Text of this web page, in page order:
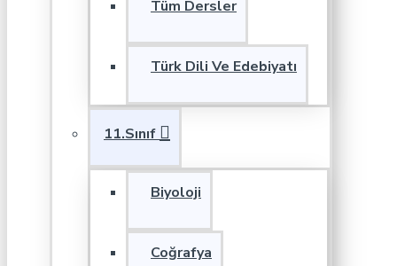
Tüm Dersler
Türk Dili Ve Edebiyatı
11.Sınıf
Biyoloji
Coğrafya